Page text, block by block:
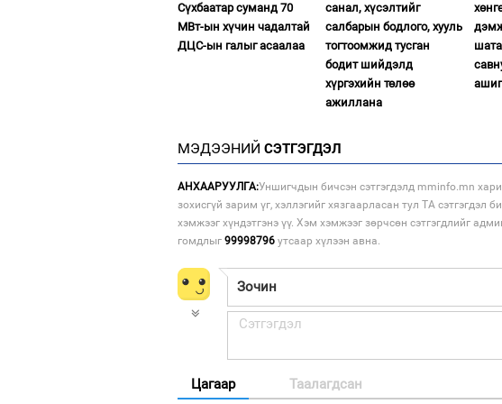
Сүхбаатар суманд 70
МВт-ын хүчин чадалтай
ДЦС-ын галыг асаалаа
санал, хүсэлтийг
салбарын бодлого, хууль
тогтоомжид тусган
бодит шийдэлд
хүргэхийн төлөө
ажиллана
МЭДЭЭНИЙ СЭТГЭГДЭЛ
АНХААРУУЛГА:Уншигчдын бичсэн сэтгэгдэлд mminfo.mn
зохисгүй зарим үг, хэллэгийг хязгаарласан тул ТА сэтгэгдэл
хэмжээг хүндэтгэнэ үү. Хэм хэмжээг зөрчсөн сэтгэгдлийг
гомдлыг 99998796 утсаар хүлээн авна.
Цагаар Таалагдсан